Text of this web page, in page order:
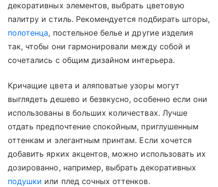
декоративных элементов, выбрать цветовую
палитру и стиль. Рекомендуется подбирать шторы,
полотенца, постельное белье и другие изделия
так, чтобы они гармонировали между собой и
сочетались с общим дизайном интерьера.
Кричащие цвета и аляповатые узоры могут
выглядеть дешево и безвкусно, особенно если они
использованы в больших количествах. Лучше
отдать предпочтение спокойным, приглушенным
оттенкам и элегантным принтам. Если хочется
добавить ярких акцентов, можно использовать их
дозированно, например, выбрать декоративных
подушки или плед сочных оттенков.